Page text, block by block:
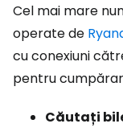
Cel mai mare
operate de
cu conexiuni
pentru
Căutați